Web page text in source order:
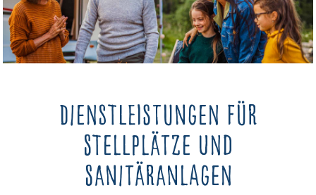
Dienstleistungen für
Stellplätze und
Sanitäranlagen